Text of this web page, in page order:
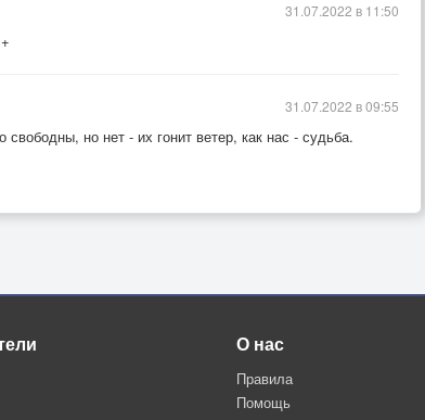
31.07.2022 в 11:50
но нет - их гонит ветер, как нас - судьба.
31.07.2022 в 09:55
О нас
Правила
Помощь